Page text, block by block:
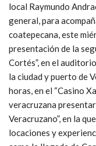
local Raymundo
general, para
coatepecana, este
presentación de la
Cortés”, en el
la ciudad y puerto de
horas, en el “Casino
veracruzana
Veracruzano”, en la
locaciones y